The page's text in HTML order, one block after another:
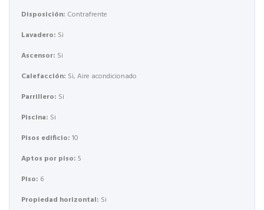
Disposición: Contrafrente
Lavadero: Si
Ascensor: Si
Calefacción: Si, Aire acondicionado
Parrillero: Si
Piscina: Si
Pisos edificio: 10
Aptos por piso: 5
Piso: 6
Propiedad horizontal: Si